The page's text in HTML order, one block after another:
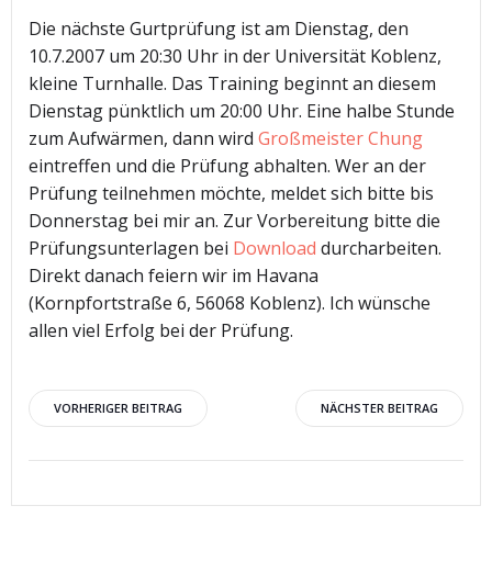
Die nächste Gurtprüfung ist am Dienstag, den
10.7.2007 um 20:30 Uhr in der Universität Koblenz,
kleine Turnhalle. Das Training beginnt an diesem
Dienstag pünktlich um 20:00 Uhr. Eine halbe Stunde
zum Aufwärmen, dann wird Großmeister Chung
eintreffen und die Prüfung abhalten. Wer an der
Prüfung teilnehmen möchte, meldet sich bitte bis
Donnerstag bei mir an. Zur Vorbereitung bitte die
Prüfungsunterlagen bei Download durcharbeiten.
Direkt danach feiern wir im Havana
(Kornpfortstraße 6, 56068 Koblenz). Ich wünsche
allen viel Erfolg bei der Prüfung.
Beitragsnavigation
VORHERIGER BEITRAG NÄCHSTER BEITRAG